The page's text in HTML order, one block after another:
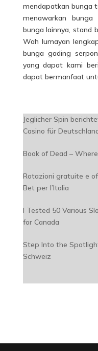
mendapatkan bunga
menawarkan
bunga lainnya, stand
Wah lumayan
bunga gading
yang dapat kami
dapat bermanfaat
Jeglicher Spin
Casino für
Book of Dead –
Rotazioni gratuite e
Bet per l’Italia
I Tested 50 Various
for Canada
Step Into the
Schweiz